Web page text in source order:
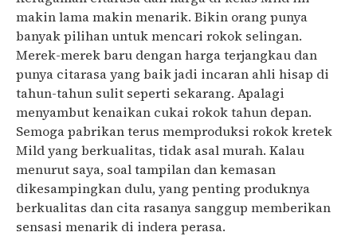
makin lama makin menarik. Bikin orang punya
banyak pilihan untuk mencari rokok selingan.
Merek-merek baru dengan harga terjangkau dan
punya citarasa yang baik jadi incaran ahli hisap di
tahun-tahun sulit seperti sekarang. Apalagi
menyambut kenaikan cukai rokok tahun depan.
Semoga pabrikan terus memproduksi rokok kretek
Mild yang berkualitas, tidak asal murah. Kalau
menurut saya, soal tampilan dan kemasan
dikesampingkan dulu, yang penting produknya
berkualitas dan cita rasanya sanggup memberikan
sensasi menarik di indera perasa.